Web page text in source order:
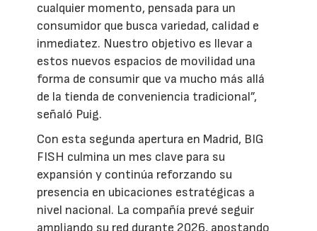
cualquier momento, pensada para un
consumidor que busca variedad, calidad e
inmediatez. Nuestro objetivo es llevar a
estos nuevos espacios de movilidad una
forma de consumir que va mucho más allá
de la tienda de conveniencia tradicional”,
señaló Puig.
Con esta segunda apertura en Madrid, BIG
FISH culmina un mes clave para su
expansión y continúa reforzando su
presencia en ubicaciones estratégicas a
nivel nacional. La compañía prevé seguir